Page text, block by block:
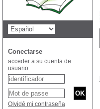
Conectarse
acceder a su cuenta de
usuario
Olvidé mi contraseña